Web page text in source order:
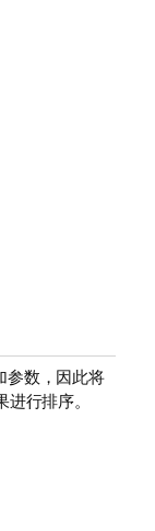
参数，因此将
行排序。